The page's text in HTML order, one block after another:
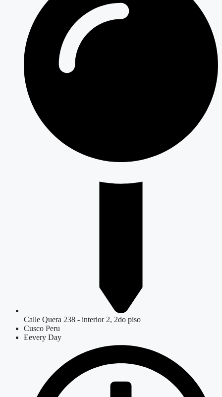
Calle Quera 238 - interior 2, 2do piso
Cusco Peru
Eevery Day